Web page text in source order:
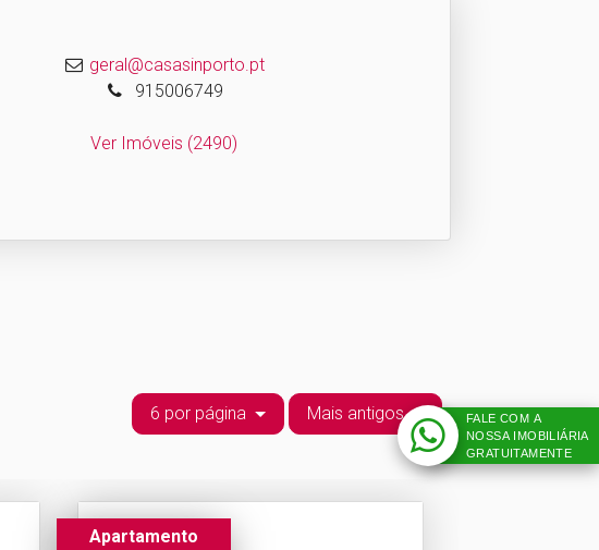
geral@casasinporto.pt
915006749
Ver Imóveis (2490)
6 por página Mais antigos
Apartamento
FALE COM A
NOSSA IMOBILIÁRIA
GRATUITAMENTE